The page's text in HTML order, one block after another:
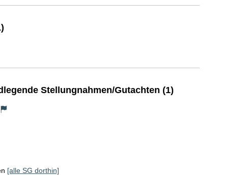
Stellungnahmen/Gutachten (1)
[alle SG dorthin]